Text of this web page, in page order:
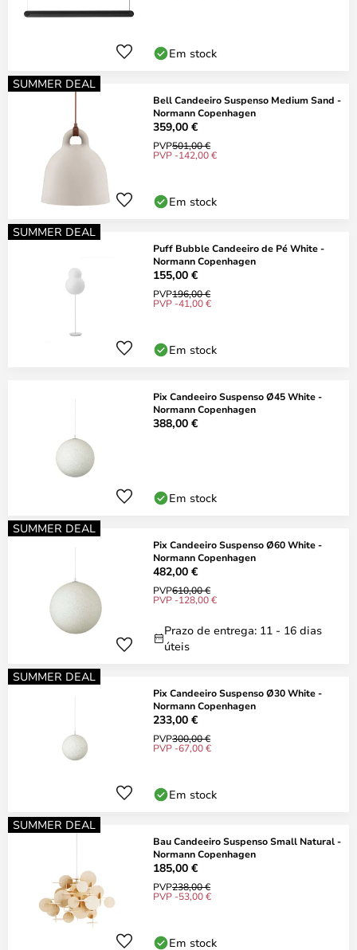
Em stock
SUMMER DEAL
Bell Candeeiro Suspenso Medium Sand -
Normann Copenhagen
359,00 €
PVP501,00 €
PVP -142,00 €
Em stock
SUMMER DEAL
Puff Bubble Candeeiro de Pé White -
Normann Copenhagen
155,00 €
PVP196,00 €
PVP -41,00 €
Em stock
Pix Candeeiro Suspenso Ø45 White -
Normann Copenhagen
388,00 €
Em stock
SUMMER DEAL
Pix Candeeiro Suspenso Ø60 White -
Normann Copenhagen
482,00 €
PVP610,00 €
PVP -128,00 €
Prazo de entrega: 11 - 16 dias
úteis
SUMMER DEAL
Pix Candeeiro Suspenso Ø30 White -
Normann Copenhagen
233,00 €
PVP300,00 €
PVP -67,00 €
Em stock
SUMMER DEAL
Bau Candeeiro Suspenso Small Natural -
Normann Copenhagen
185,00 €
PVP238,00 €
PVP -53,00 €
Em stock